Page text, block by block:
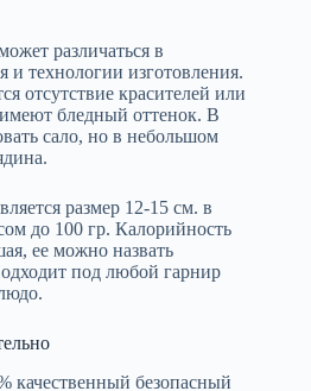
различаться в
и технологии изготовления.
отсутствие красителей или
бледный оттенок. В
сало, но в небольшом
размер 12-15 см. в
до 100 гр. Калорийность
ее можно назвать
под любой гарнир
качественный безопасный